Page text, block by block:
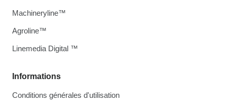
Informations
Conditions générales d'utilisation
Machineryline™
Agroline™
Linemedia Digital ™